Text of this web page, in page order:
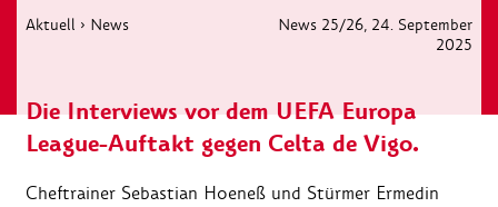
Aktuell › News News 25/26, 24. September
2025
Die Interviews vor dem UEFA Europa
League-Auftakt gegen Celta de Vigo.
Cheftrainer Sebastian Hoeneß und Stürmer Ermedin